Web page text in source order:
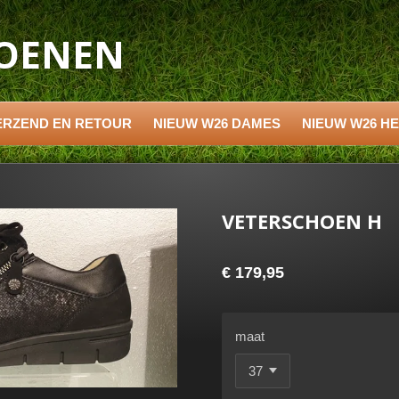
EN RETOUR NIEUW W26 DAMES NIEUW W26
VETERSCHOEN H
€ 179,95
maat